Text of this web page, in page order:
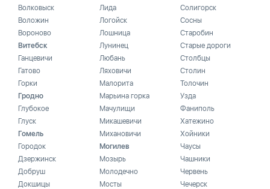
Волковыск
Воложин
Вороново
Витебск
Ганцевичи
Гатово
Горки
Гродно
Глубокое
Глуск
Гомель
Городок
Дзержинск
Добруш
Докшицы
Лида
Логойск
Лошница
Лунинец
Любань
Ляховичи
Малорита
Марьина горка
Мачулищи
Микашевичи
Михановичи
Могилев
Мозырь
Молодечно
Мосты
Солигорск
Сосны
Старобин
Старые дороги
Столбцы
Столин
Толочин
Узда
Фаниполь
Хатежино
Хойники
Чаусы
Чашники
Червень
Чечерск